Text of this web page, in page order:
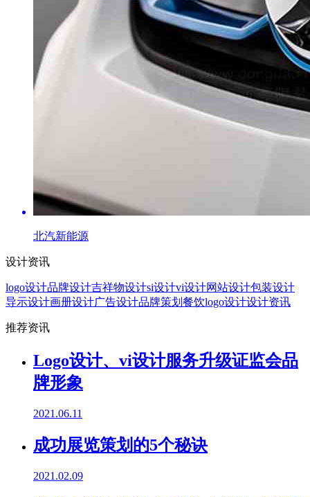
北汽新能源
设计资讯
logo设计品牌设计吉祥物设计si设计vi设计网站设计包装设计
导示设计画册设计广告设计品牌策划 餐饮logo设计设计资讯
推荐资讯
Logo设计、vi设计服务升级证监会品
牌形象
2021.06.11
成功展览策划的5个秘诀
2021.02.09